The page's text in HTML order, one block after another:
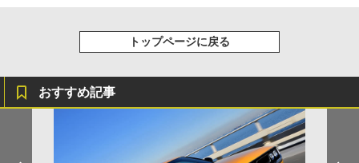
トップページに戻る
おすすめ記事